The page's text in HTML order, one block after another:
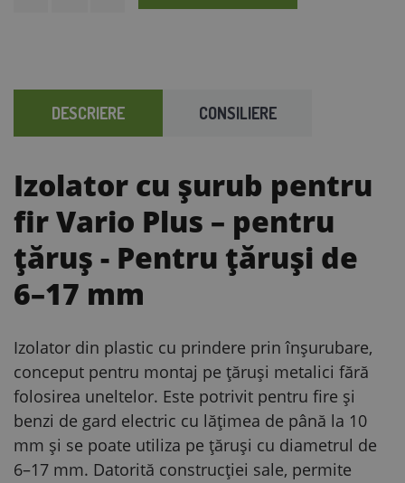
DESCRIERE CONSILIERE
Izolator cu șurub pentru
fir Vario Plus – pentru
țăruș - Pentru țăruși de
6–17 mm
Izolator din plastic cu prindere prin înșurubare,
conceput pentru montaj pe țăruși metalici fără
folosirea uneltelor. Este potrivit pentru fire și
benzi de gard electric cu lățimea de până la 10
mm și se poate utiliza pe țăruși cu diametrul de
6–17 mm. Datorită construcției sale, permite